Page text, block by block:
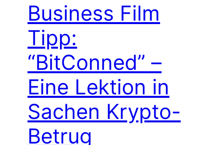
Business Film
Tipp:
“BitConned” –
Eine Lektion in
Sachen Krypto-
Betrug